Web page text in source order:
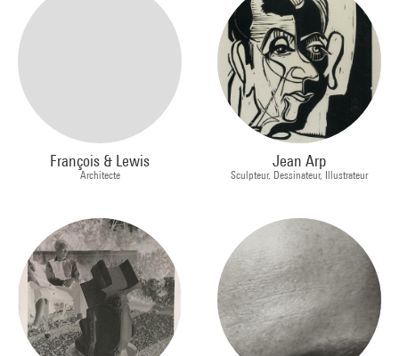
François & Lewis
Architecte
Jean Arp
Sculpteur, Dessinateur, Illustrateur